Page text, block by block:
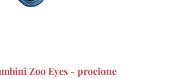
Zoo Eyes - procione